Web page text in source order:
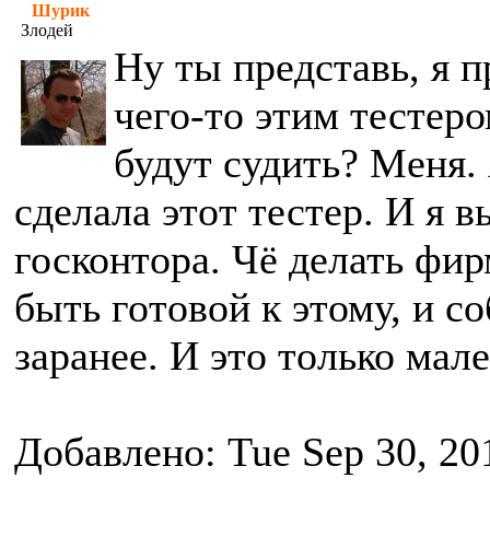
Шурик
Злодей
Ну ты представь, я
чего-то этим
будут судить?
сделала этот тестер. И я
госконтора. Чё делать
быть готовой к этому, и
заранее. И это только
Добавлено: Tue Sep 30,